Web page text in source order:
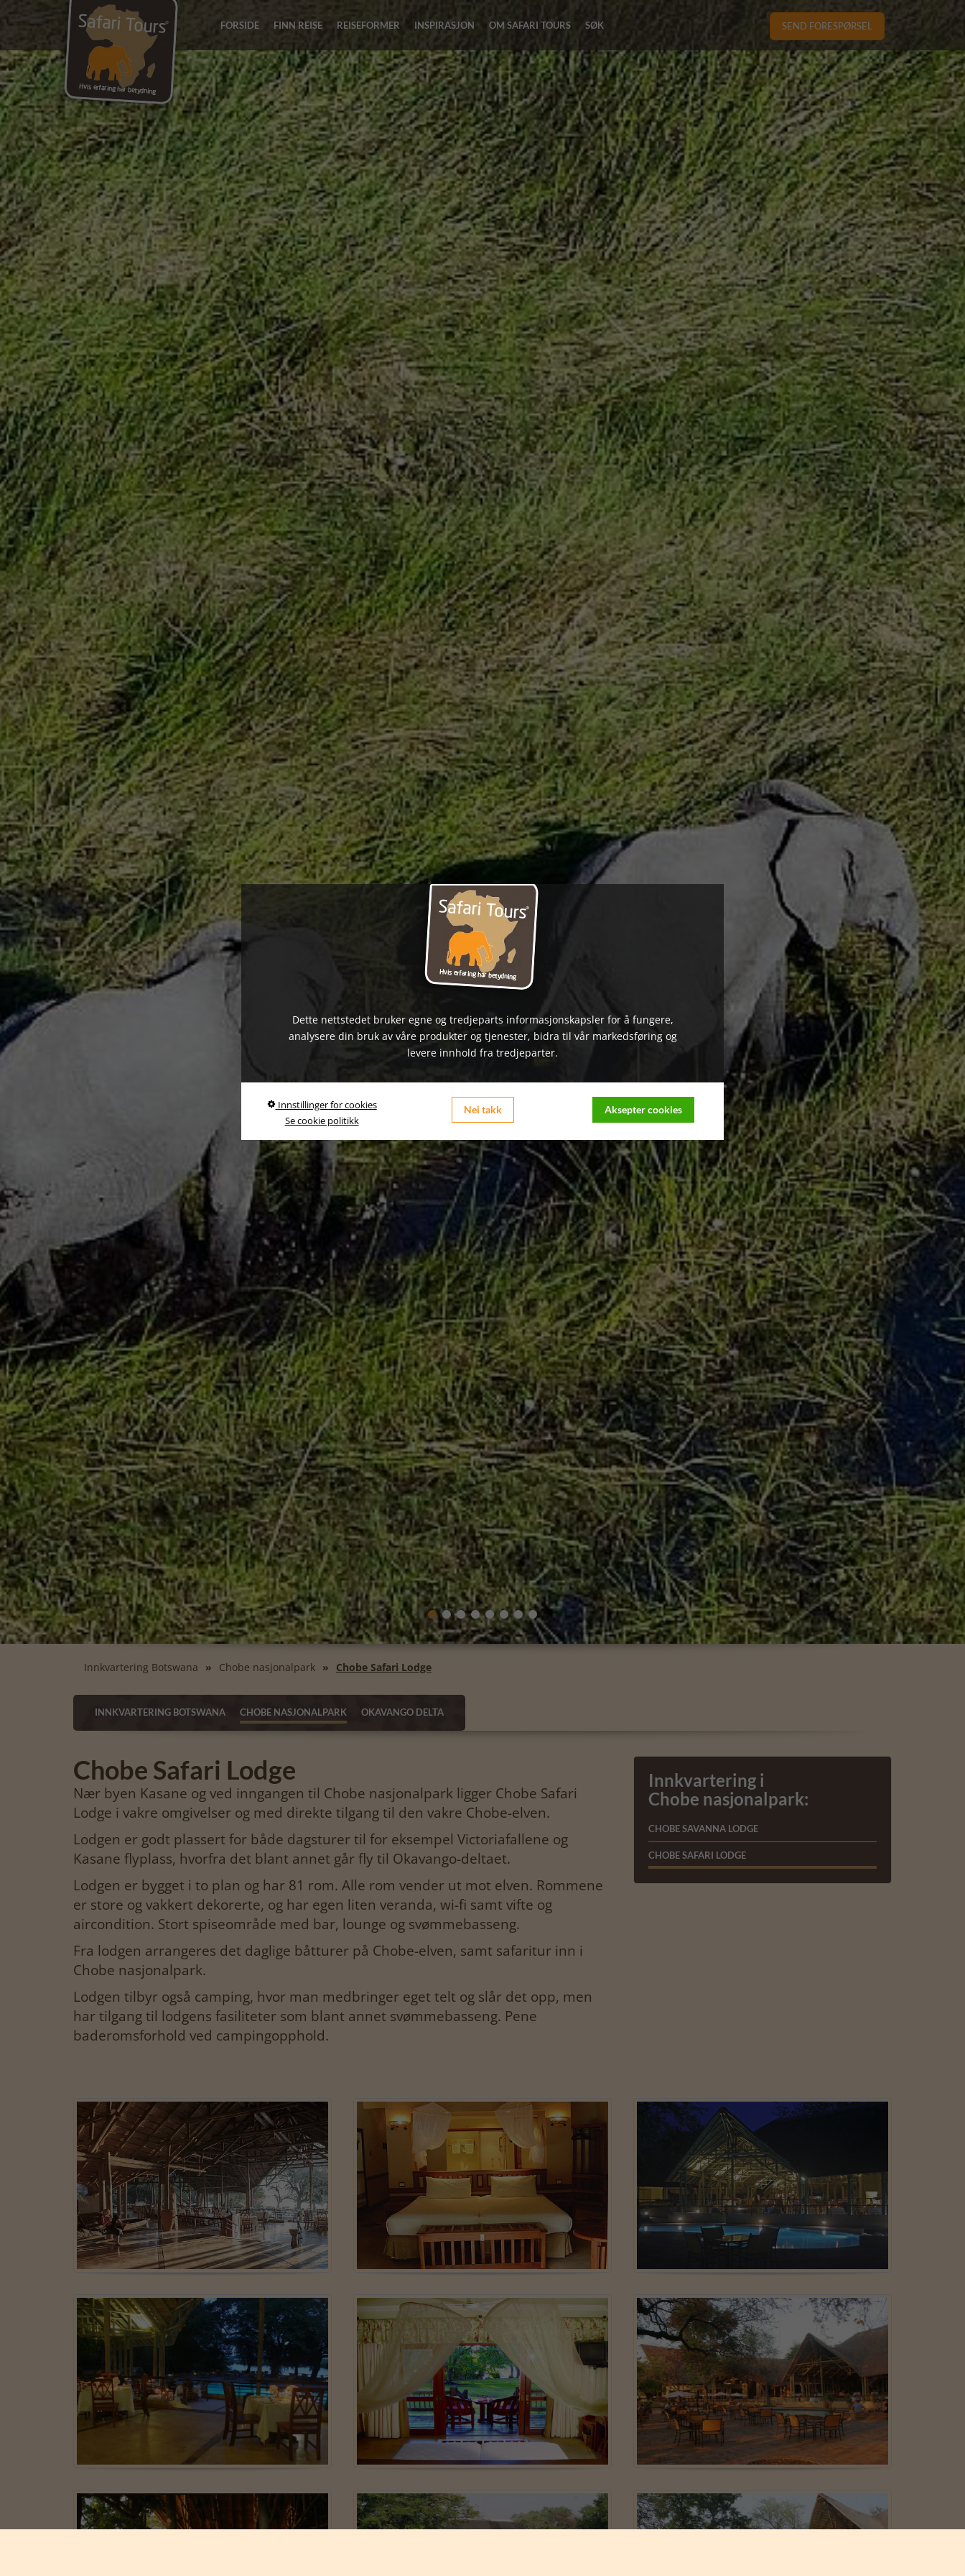
FORSIDE FINN REISE REISEFORMER INSPIRASJON OM SAFARI TOURS SØK SEND FORESPØRSEL
Innkvartering Botswana Chobe nasjonalpark Chobe Safari Lodge
INNKVARTERING BOTSWANA CHOBE NASJONALPARK OKAVANGO DELTA
Chobe Safari Lodge
Nær byen Kasane og ved inngangen til Chobe nasjonalpark ligger Chobe Safari
Lodge i vakre omgivelser og med direkte tilgang til den vakre Chobe-elven.
Lodgen er godt plassert for både dagsturer til for eksempel Victoriafallene og
Kasane flyplass, hvorfra det blant annet går fly til Okavango-deltaet.
Lodgen er bygget i to plan og har 81 rom. Alle rom vender ut mot elven. Rommene
er store og vakkert dekorerte, og har egen liten veranda, wi-fi samt vifte og
aircondition. Stort spiseområde med bar, lounge og svømmebasseng.
Fra lodgen arrangeres det daglige båtturer på Chobe-elven, samt safaritur inn i
Chobe nasjonalpark.
Lodgen tilbyr også camping, hvor man medbringer eget telt og slår det opp, men
har tilgang til lodgens fasiliteter som blant annet svømmebasseng. Pene
baderomsforhold ved campingopphold.
Innkvartering i
Chobe nasjonalpark:
CHOBE SAVANNA LODGE
CHOBE SAFARI LODGE
Dette nettstedet bruker egne og tredjeparts informasjonskapsler for å fungere,
analysere din bruk av våre produkter og tjenester, bidra til vår markedsføring og
levere innhold fra tredjeparter.
Innstillinger for cookies
Se cookie politikk
Nei takk Aksepter cookies